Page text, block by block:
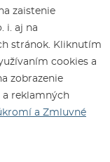
zaistenie
i. aj na
stránok. Kliknutím
cookies a
zobrazenie
a reklamných
a Zmluvné